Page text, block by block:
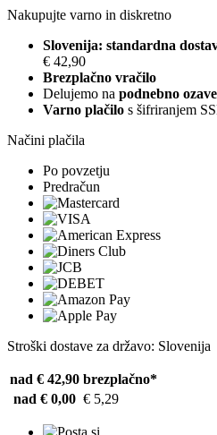
Nakupujte varno in diskretno
Slovenija: standardna
€ 42,90
Brezplačno vračilo
Delujemo na podnebno
Varno plačilo s šifriranjem
Načini plačila
Po povzetju
Predračun
Stroški dostave za državo: Slovenija
nad € 42,90 brezplačno*
nad € 0,00 € 5,29